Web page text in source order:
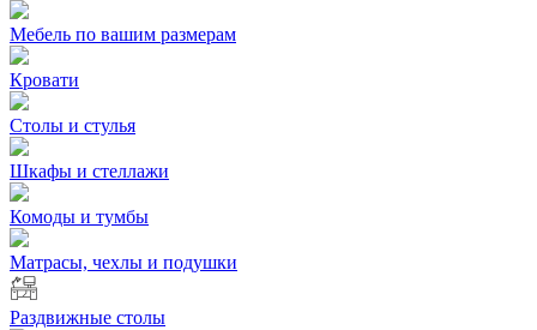
Мебель по вашим размерам
Кровати
Столы и стулья
Шкафы и стеллажи
Комоды и тумбы
Матрасы, чехлы и подушки
Раздвижные столы